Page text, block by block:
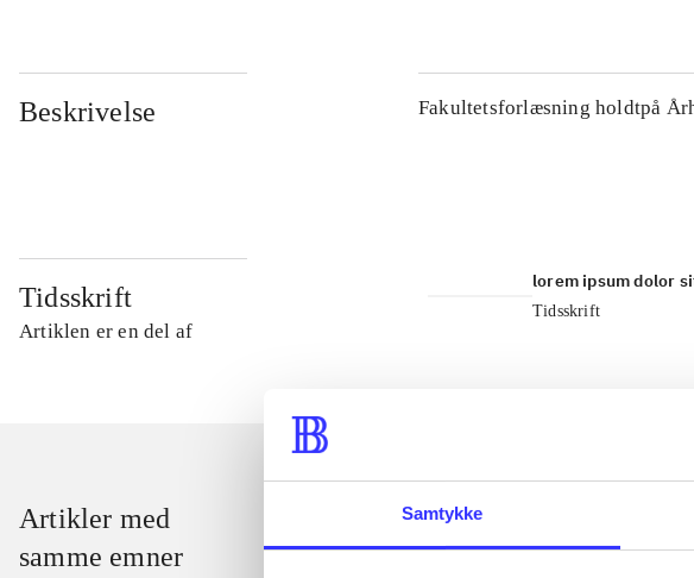
Samtykke
Beskrivelse Fakultetsforlæsning holdtpå
Tidsskrift
Artiklen er en del af
lorem ipsum dolor
Tidsskrift
Artikler med
samme emner